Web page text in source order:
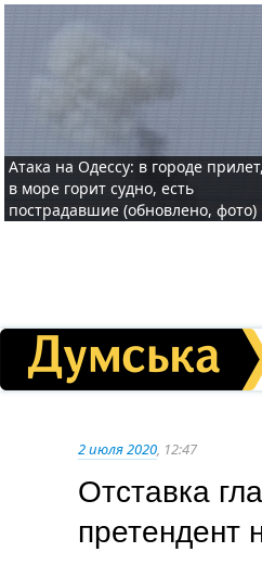
Атака на Одессу: в городе прилет,
в море горит судно, есть
пострадавшие (обновлено, фото)
2 июля 2020, 12:47
Отставка
претендент